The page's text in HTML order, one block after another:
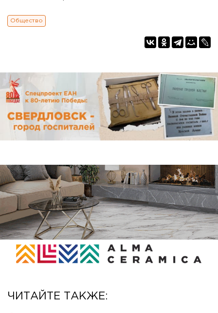
Общество
ЧИТАЙТЕ ТАКЖЕ: